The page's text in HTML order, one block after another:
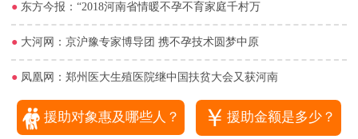
● 东方今报：“2018河南省情暖不孕不育家庭千村万
● 大河网：京沪豫专家博导团 携不孕技术圆梦中原
● 凤凰网：郑州医大生殖医院继中国扶贫大会又获河南
援助对象惠及哪些人？ ￥ 援助金额是多少？